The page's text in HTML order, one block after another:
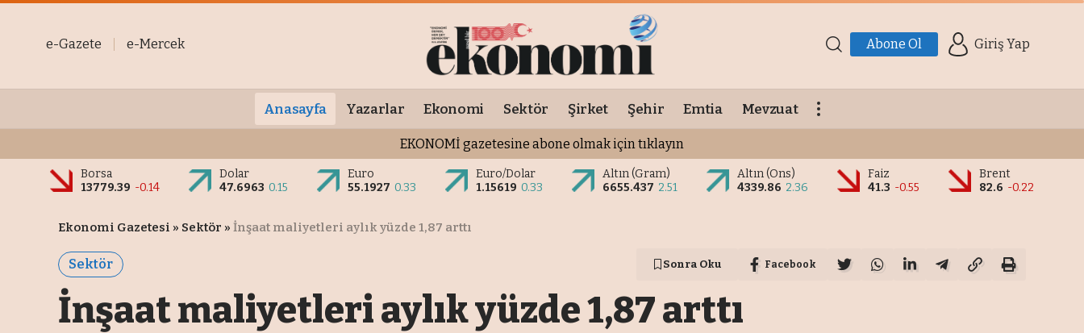
e-Gazete e-Mercek Abone Ol Giriş Yap
Anasayfa Yazarlar Ekonomi Sektör Şirket Şehir Emtia Mevzuat
EKONOMİ gazetesine abone olmak için tıklayın
Borsa
13779.39 -0.14
Dolar
47.6963 0.15
Euro
55.1927 0.33
Euro/Dolar
1.15619 0.33
Altın (Gram)
6655.437 2.51
Altın (Ons)
4339.86 2.36
Faiz
41.3 -0.55
Brent
82.6 -0.22
Ekonomi Gazetesi » Sektör » İnşaat maliyetleri aylık yüzde 1,87 arttı
Sektör Sonra Oku Facebook
İnşaat maliyetleri aylık yüzde 1,87 arttı